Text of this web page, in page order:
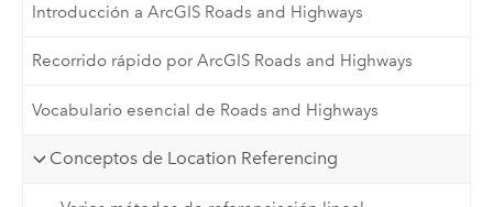
Introducción a ArcGIS Roads and Highways
Recorrido rápido por ArcGIS Roads and Highways
Vocabulario esencial de Roads and Highways
Conceptos de Location Referencing